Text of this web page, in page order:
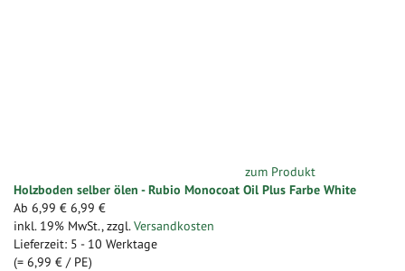
zum Produkt
Holzboden selber ölen - Rubio Monocoat Oil Plus Farbe White
Ab 6,99 € 6,99 €
inkl. 19% MwSt., zzgl. Versandkosten
Lieferzeit: 5 - 10 Werktage
(= 6,99 € / PE)